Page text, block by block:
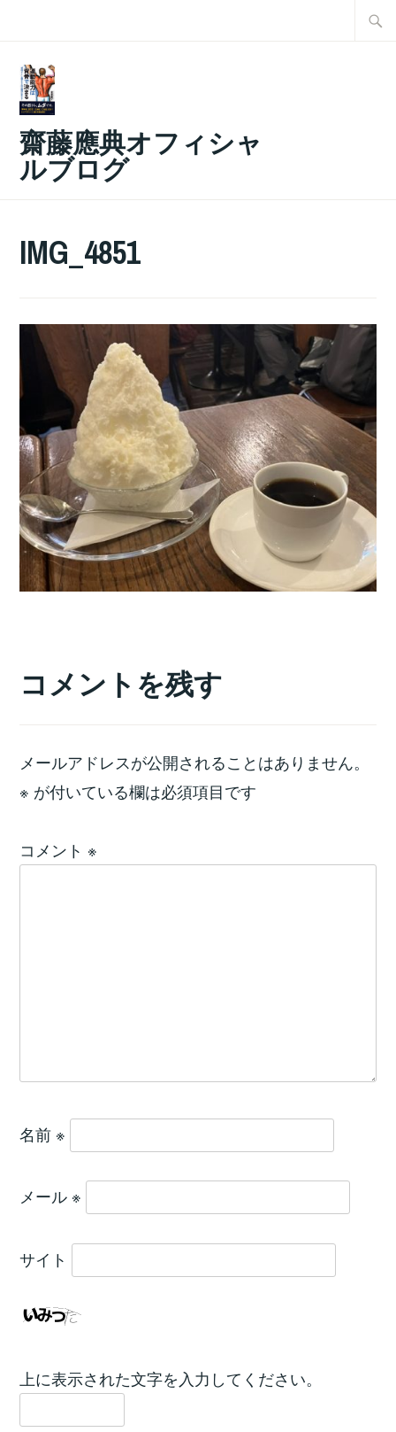
齋藤應典オフィシャ
ルブログ
IMG_4851
コメントを残す
メールアドレスが公開されることはありません。
※ が付いている欄は必須項目です
コメント ※
名前 ※
メール ※
サイト
上に表示された文字を入力してください。